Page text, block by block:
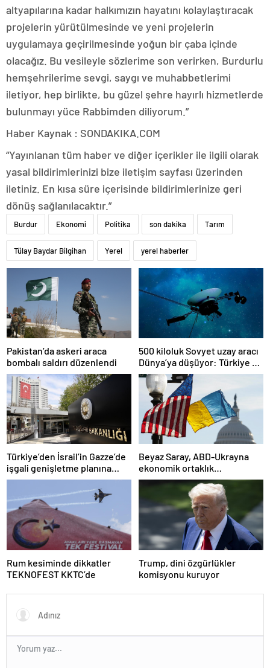
altyapılarına kadar halkımızın hayatını kolaylaştıracak
projelerin yürütülmesinde ve yeni projelerin
uygulamaya geçirilmesinde yoğun bir çaba içinde
olacağız. Bu vesileyle sözlerime son verirken, Burdurlu
hemşehrilerime sevgi, saygı ve muhabbetlerimi
iletiyor, hep birlikte, bu güzel şehre hayırlı hizmetlerde
bulunmayı yüce Rabbimden diliyorum.”
Haber Kaynak : SONDAKIKA.COM
“Yayınlanan tüm haber ve diğer içerikler ile ilgili olarak
yasal bildirimlerinizi bize iletişim sayfası üzerinden
iletiniz. En kısa süre içerisinde bildirimlerinize geri
dönüş sağlanılacaktır.”
Burdur Ekonomi Politika son dakika Tarım
Tülay Baydar Bilgihan Yerel yerel haberler
Pakistan’da askeri araca
bombalı saldırı düzenlendi
500 kiloluk Sovyet uzay aracı
Dünya’ya düşüyor: Türkiye de
risk altında
Türkiye’den İsrail’in Gazze’de
işgali genişletme planına
tepki
Beyaz Saray, ABD-Ukrayna
ekonomik ortaklık
anlaşmasının detaylarını
Rum kesiminde dikkatler
TEKNOFEST KKTC’de
Trump, dini özgürlükler
komisyonu kuruyor